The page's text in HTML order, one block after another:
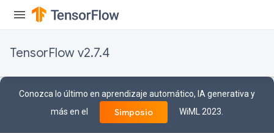
TensorFlow v2.7.4
Conozca lo último en aprendizaje automático, IA generativa y
más en el
Simposio WiML 2023.